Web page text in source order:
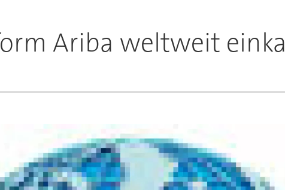
Ariba weltweit